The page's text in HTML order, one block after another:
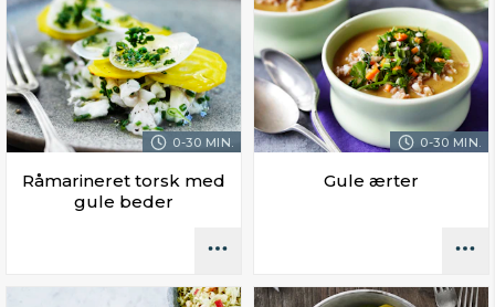
0-30 MIN.
Råmarineret torsk med
gule beder
0-30 MIN.
Gule ærter